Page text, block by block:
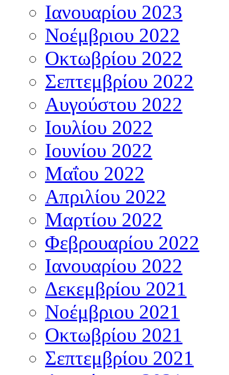
Ιανουαρίου 2023
Νοέμβριου 2022
Οκτωβρίου 2022
Σεπτεμβρίου 2022
Αυγούστου 2022
Ιουλίου 2022
Ιουνίου 2022
Μαΐου 2022
Απριλίου 2022
Μαρτίου 2022
Φεβρουαρίου 2022
Ιανουαρίου 2022
Δεκεμβρίου 2021
Νοέμβριου 2021
Οκτωβρίου 2021
Σεπτεμβρίου 2021